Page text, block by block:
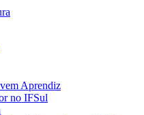
Aprendiz
no IFSul